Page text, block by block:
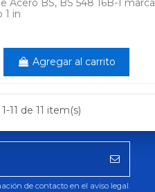
Acero BS, BS 548 16B-1 marca
1 in
Agregar al carrito
11 de 11 item(s)
de contacto en el aviso legal.